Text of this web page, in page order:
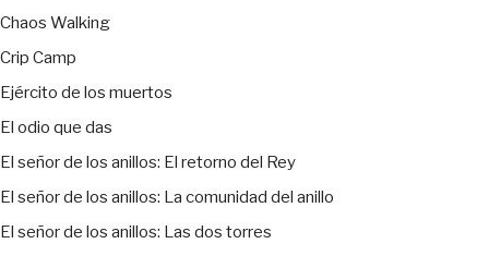
Chaos Walking
Crip Camp
Ejército de los muertos
El odio que das
El señor de los anillos: El retorno del Rey
El señor de los anillos: La comunidad del anillo
El señor de los anillos: Las dos torres